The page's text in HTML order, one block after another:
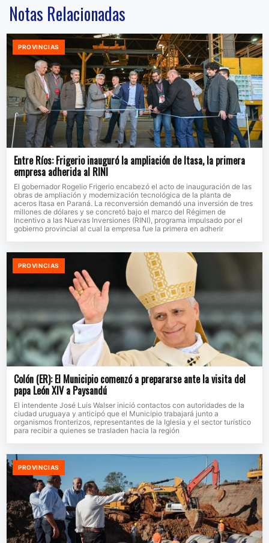
Notas Relacionadas
PROVINCIAS
Entre Ríos: Frigerio inauguró la ampliación de Itasa, la primera
empresa adherida al RINI
El gobernador Rogelio Frigerio encabezó el acto de inauguración de las
obras de ampliación y modernización tecnológica de la planta de
aceros Itasa en Paraná. La reconversión demandó una inversión de tres
millones de dólares y se concretó bajo el marco del Régimen de
Incentivo a las Nuevas Inversiones (RINI), programa impulsado por el
gobierno provincial al cual la empresa fue la primera en adherir
PROVINCIAS
Colón (ER): El Municipio comenzó a prepararse ante la visita del
papa León XIV a Paysandú
El intendente José Luis Walser inició contactos con autoridades de la
ciudad uruguaya y anticipó que el Municipio trabajará junto a
organismos fronterizos, representantes de la Iglesia y el sector turístico
para recibir a quienes se trasladen hacia la región
PROVINCIAS